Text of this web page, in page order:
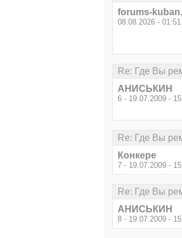
forums-
08.08.2026 - 01:51
Re: Где Вы
АНИСЬКИН
6 - 19.07.2009 -
Re: Где Вы
Конкере
7 - 19.07.2009 -
Re: Где Вы
АНИСЬКИН
8 - 19.07.2009 -